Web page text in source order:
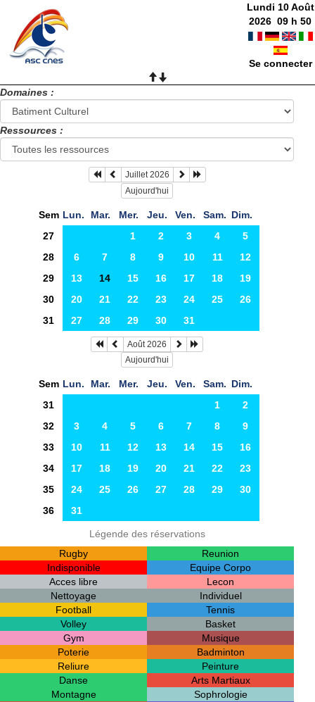
Lundi 10 Août
2026 09 h50
Se connecter
Domaines :
Ressources :
Juillet 2026
Aujourd'hui
Sem Lun. Mar. Mer. Jeu. Ven. Sam. Dim.
27
1 2 3 4
5
28
6 7 8 9 10 11
12
29
13 14 15 16 17 18
19
30
20 21 22 23 24 25
26
31
27 28 29 30 31
Août 2026
Aujourd'hui
Sem Lun. Mar. Mer. Jeu. Ven. Sam. Dim.
31
1
2
32
3 4 5 6 7 8
9
33
10 11 12 13 14 15
16
34
17 18 19 20 21 22
23
35
24 25 26 27 28 29
30
36
31
Légende des réservations
Rugby
Reunion
Indisponible
Equipe Corpo
Acces libre
Lecon
Nettoyage
Individuel
Football
Tennis
Volley
Basket
Gym
Musique
Poterie
Badminton
Reliure
Peinture
Danse
Arts Martiaux
Montagne
Sophrologie